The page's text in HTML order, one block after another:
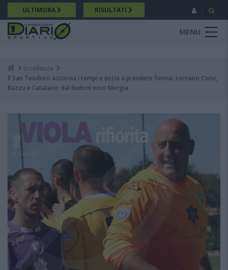
Salta
al
contenuto
principale
ULTIMORA RISULTATI
MENU
Breadcrumb
Eccellenza
Il San Teodoro accorcia i tempi e inizia a prendere forma: tornano Corsi,
Bazzu e Catalano, dal Budoni ecco Murgia